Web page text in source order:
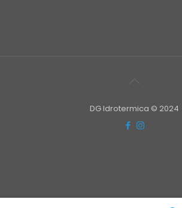
DG Idrotermica © 2024